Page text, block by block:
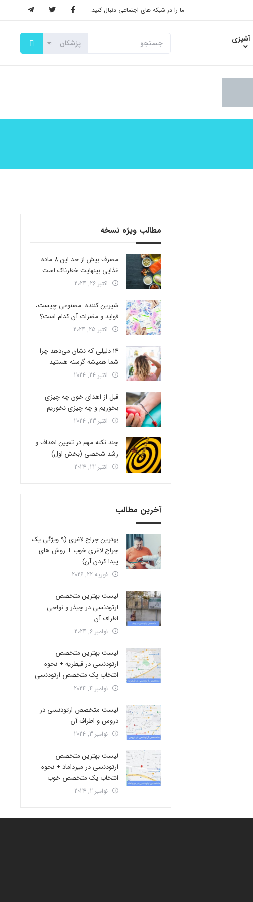
ما را در شبکه های اجتماعی دنبال کنید:
آشپزی
مطالب ویژه نسخه
مصرف بیش از حد این 8 ماده
غذایی بینهایت خطرناک است
اکتبر 26, 2024
شیرین کننده مصنوعی چیست،
فواید و مضرات آن کدام است؟
اکتبر 25, 2024
14 دلیلی که نشان می‌دهد چرا
شما همیشه گرسنه هستید
اکتبر 24, 2024
قبل از اهدای خون چه چیزی
بخوریم و چه چیزی نخوریم
اکتبر 23, 2024
چند نکته مهم در تعیین اهداف و
رشد شخصی (بخش اول)
اکتبر 22, 2024
آخرین مطالب
بهترین جراح لاغری (9 ویژگی یک
جراح لاغری خوب + روش های
پیدا کردن آن)
فوریه 22, 2026
لیست بهترین متخصص
ارتودنسی در چیذر و نواحی
اطراف آن
نوامبر 6, 2024
لیست بهترین متخصص
ارتودنسی در قیطریه + نحوه
انتخاب یک متخصص ارتودنسی
نوامبر 4, 2024
لیست متخصص ارتودنسی در
دروس و اطراف آن
نوامبر 3, 2024
لیست بهترین متخصص
ارتودنسی در میرداماد + نحوه
انتخاب یک متخصص خوب
نوامبر 2, 2024